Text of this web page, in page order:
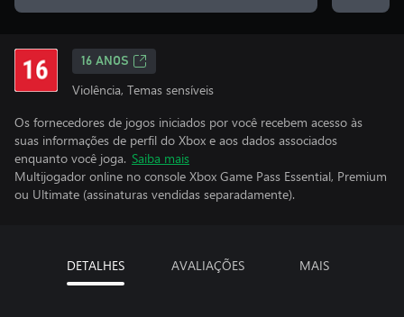
16 ANOS
Violência, Temas sensíveis
Os fornecedores de jogos iniciados por você recebem acesso às
suas informações de perfil do Xbox e aos dados associados
enquanto você joga. Saiba mais
Multijogador online no console Xbox Game Pass Essential, Premium
ou Ultimate (assinaturas vendidas separadamente).
DETALHES AVALIAÇÕES MAIS